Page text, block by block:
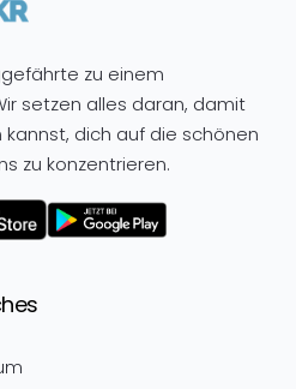
zu einem
setzen alles daran, damit
dich auf die schönen
zu konzentrieren.